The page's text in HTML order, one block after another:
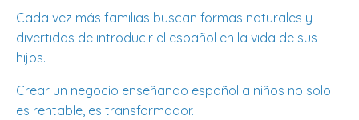
Cada vez más familias buscan formas naturales y
divertidas de introducir el español en la vida de sus
hijos.
Crear un negocio enseñando español a niños no solo
es rentable, es transformador.